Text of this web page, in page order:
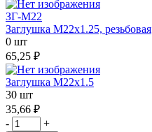
ЗГ-М22
Заглушка М22х1.25, резьбовая
0 шт
65,25 ₽
Заглушка М22х1.5
30 шт
35,66 ₽
-
+